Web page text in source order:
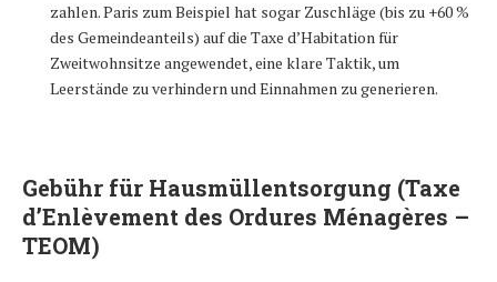
zahlen. Paris zum Beispiel hat sogar Zuschläge (bis zu +60 %
des Gemeindeanteils) auf die Taxe d’Habitation für
Zweitwohnsitze angewendet, eine klare Taktik, um
Leerstände zu verhindern und Einnahmen zu generieren.
Gebühr für Hausmüllentsorgung (Taxe
d’Enlèvement des Ordures Ménagères –
TEOM)